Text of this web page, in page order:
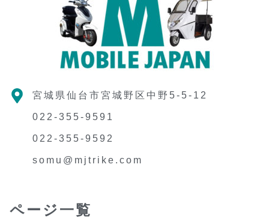
宮城県仙台市宮城野区中野5-5-12
022-355-9591
022-355-9592
somu@mjtrike.com
ページ一覧